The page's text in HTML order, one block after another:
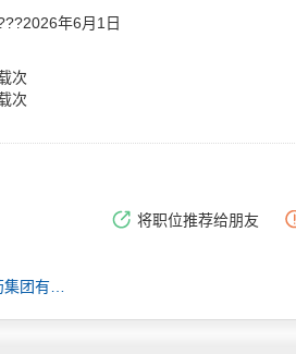
2026年6月1日
次
次
将职位推荐给朋友
[东莞-南城区]大翔医药集团有限公司